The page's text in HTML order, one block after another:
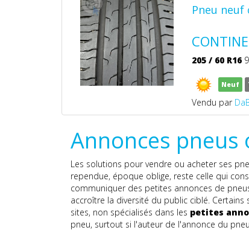
Pneu neuf
205 / 60 R16
Neuf
Vendu par
Annonces pneus
Les solutions pour vendre ou acheter ses
rependue, époque oblige, reste celle qui
communiquer des petites annonces de
accroître la diversité du public ciblé.
sites, non spécialisés dans les petites
pneu, surtout si l'auteur de l'annonce du